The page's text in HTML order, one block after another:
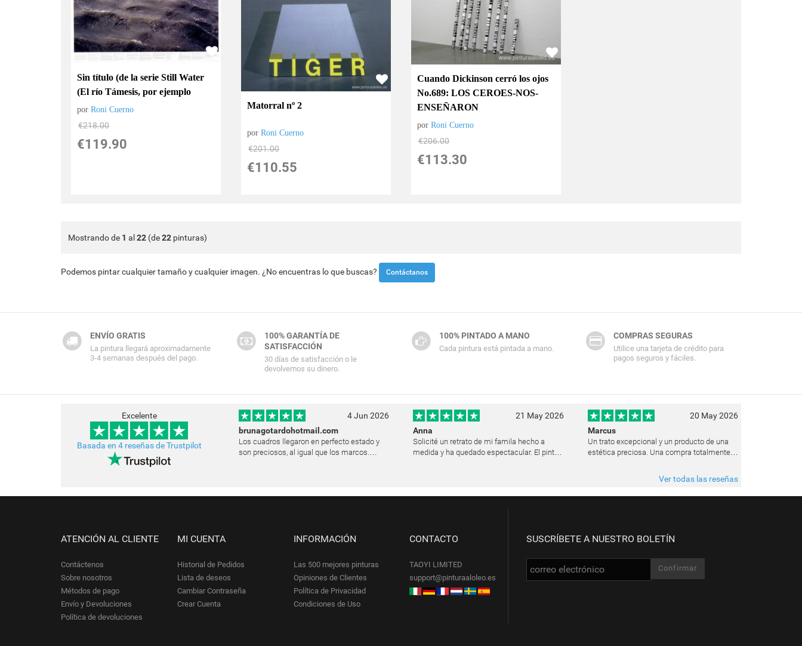
Sin título (de la serie Still Water
(El río Támesis, por ejemplo
porRoni Cuerno
€218.00
€119.90
Matorral nº 2
porRoni Cuerno
€201.00
€110.55
Cuando Dickinson cerró los ojos
No.689: LOS CEROES-NOS-
ENSEÑARON
porRoni Cuerno
€206.00
€113.30
Mostrando de 1 al22 (de22 pinturas)
Podemos pintar cualquier tamaño y cualquier imagen. ¿No encuentras lo que buscas? Contáctanos
ENVÍO GRATIS
La pintura llegará aproximadamente
3-4 semanas después del pago.
100% GARANTÍA DE
SATISFACCIÓN
30 días de satisfacción o le
devolvemos su dinero.
100% PINTADO A MANO
Cada pintura está pintada a mano.
COMPRAS SEGURAS
Utilice una tarjeta de crédito para
pagos seguros y fáciles.
Excelente
Basada en 4 reseñas de Trustpilot
4 Jun 2026
brunagotardohotmail.com
Los cuadros llegaron en perfecto estado y
son preciosos, al igual que los marcos.
e
21 May 2026
Anna
Solicité un retrato de mi famila hecho a
medida y ha quedado espectacular. El pintor
20 May 2026
Marcus
Un trato excepcional y un producto de una
estética preciosa. Una compra totalmente
Ver todas las reseñas
ATENCIÓN AL CLIENTE
Contáctenos
Sobre nosotros
Métodos de pago
Envío y Devoluciones
Política de devoluciones
MI CUENTA
Historial de Pedidos
Lista de deseos
Cambiar Contraseña
Crear Cuenta
INFORMACIÓN
Las 500 mejores pinturas
Opiniones de Clientes
Política de Privacidad
Condiciones de Uso
CONTACTO
TAOYI LIMITED
support@pinturaaloleo.es
SUSCRÍBETE A NUESTRO BOLETÍN